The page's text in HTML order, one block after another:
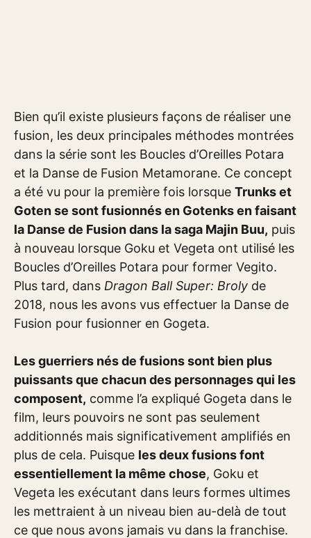
Bien qu’il existe plusieurs façons de réaliser une
fusion, les deux principales méthodes montrées
dans la série sont les Boucles d’Oreilles Potara
et la Danse de Fusion Metamorane. Ce concept
a été vu pour la première fois lorsque Trunks et
Goten se sont fusionnés en Gotenks en faisant
la Danse de Fusion dans la saga Majin Buu, puis
à nouveau lorsque Goku et Vegeta ont utilisé les
Boucles d’Oreilles Potara pour former Vegito.
Plus tard, dans Dragon Ball Super: Broly de
2018, nous les avons vus effectuer la Danse de
Fusion pour fusionner en Gogeta.
Les guerriers nés de fusions sont bien plus
puissants que chacun des personnages qui les
composent, comme l’a expliqué Gogeta dans le
film, leurs pouvoirs ne sont pas seulement
additionnés mais significativement amplifiés en
plus de cela. Puisque les deux fusions font
essentiellement la même chose, Goku et
Vegeta les exécutant dans leurs formes ultimes
les mettraient à un niveau bien au-delà de tout
ce que nous avons jamais vu dans la franchise.